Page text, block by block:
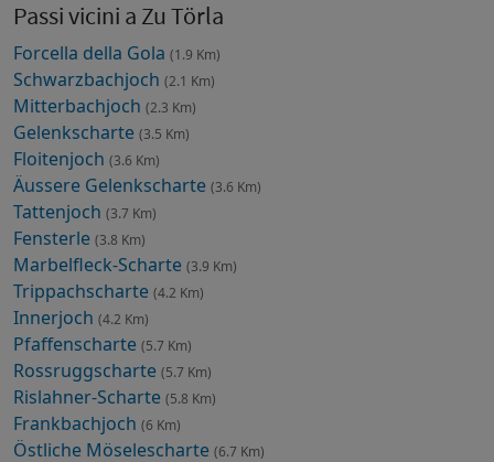
Passi vicini a Zu Törla
Forcella della Gola (1.9 Km)
Schwarzbachjoch (2.1 Km)
Mitterbachjoch (2.3 Km)
Gelenkscharte (3.5 Km)
Floitenjoch (3.6 Km)
Äussere Gelenkscharte (3.6 Km)
Tattenjoch (3.7 Km)
Fensterle (3.8 Km)
Marbelfleck-Scharte (3.9 Km)
Trippachscharte (4.2 Km)
Innerjoch (4.2 Km)
Pfaffenscharte (5.7 Km)
Rossruggscharte (5.7 Km)
Rislahner-Scharte (5.8 Km)
Frankbachjoch (6 Km)
Östliche Möselescharte (6.7 Km)